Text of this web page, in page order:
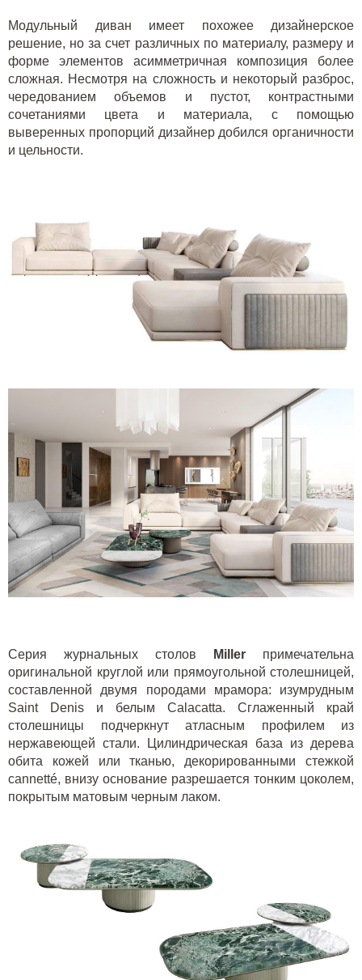
Модульный диван имеет похожее дизайнерское
решение, но за счет различных по материалу, размеру и
форме элементов асимметричная композиция более
сложная. Несмотря на сложность и некоторый разброс,
чередованием объемов и пустот, контрастными
сочетаниями цвета и материала, с помощью
выверенных пропорций дизайнер добился органичности
и цельности.
Серия журнальных столов Miller
примечательна
оригинальной круглой или прямоугольной столешницей,
составленной двумя породами мрамора: изумрудным
Saint Denis и белым Calacatta. Сглаженный край
столешницы подчеркнут атласным профилем из
нержавеющей стали. Цилиндрическая база из дерева
обита кожей или тканью, декорированными стежкой
cannetté, внизу основание разрешается тонким цоколем,
покрытым матовым черным лаком.